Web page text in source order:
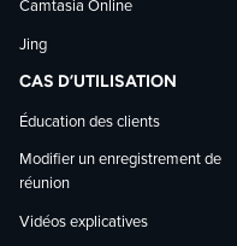
Camtasia Online
Jing
CAS D’UTILISATION
Éducation des clients
Modifier un enregistrement de
réunion
Vidéos explicatives